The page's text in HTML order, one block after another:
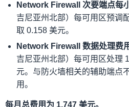
Network Firewall 次要端点每
吉尼亚州北部）每可用区预调
取 0.158 美元。
Network Firewall 数据处理费
吉尼亚州北部）每可用区处理
元。与防火墙相关的辅助端点
用。
每月总费用为 1,747 美元。